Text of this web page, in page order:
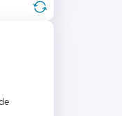
ágil y
sumar